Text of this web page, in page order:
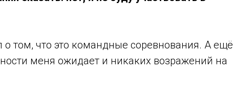
том, что это командные соревнования. А ещё
меня ожидает и никаких возражений на